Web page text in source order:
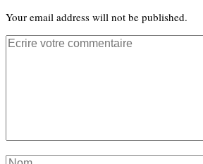
Your email address will not be published.